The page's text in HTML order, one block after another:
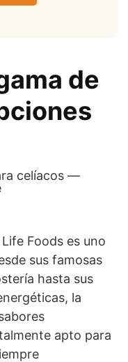
de
Foods es uno
sus famosas
hasta sus
la
apto para